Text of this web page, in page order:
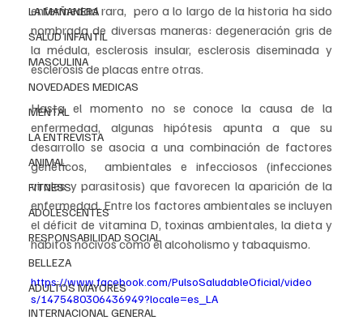
LA MAÑANERA
SALUD INFANTIL
MASCULINA
NOVEDADES MEDICAS
MENTAL
LA ENTREVISTA
ANIMAL
FITNESS
ADOLESCENTES
RESPONSABILIDAD SOCIAL
BELLEZA
ADULTOS MAYORES
INTERNACIONAL GENERAL
enfermedad rara,  pero a lo largo de la historia ha sido
nombrada de diversas maneras: degeneración gris de
la médula, esclerosis insular, esclerosis diseminada y
esclerosis de placas entre otras.
Hasta el momento no se conoce la causa de la
enfermedad, algunas hipótesis apunta a que su
desarrollo se asocia a una combinación de factores
genéticos,  ambientales e infecciosos (infecciones
virales y parasitosis) que favorecen la aparición de la
enfermedad. Entre los factores ambientales se incluyen
el déficit de vitamina D, toxinas ambientales, la dieta y
hábitos nocivos como el alcoholismo y tabaquismo.
https://www.facebook.com/PulsoSaludableOficial/video
s/1475480306436949?locale=es_LA